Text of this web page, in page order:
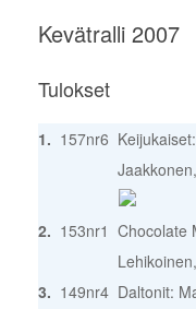
Kevätralli 2007
Tulokset
1. 157nr6
2. 153nr1 Chocolate
3. 149nr4 Daltonit: